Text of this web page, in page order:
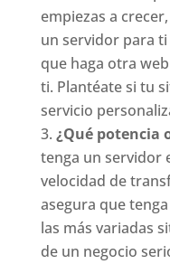
empiezas a
un servidor para
que haga otra
ti. Plantéate si tu
servicio
¿Qué potencia
tenga un servidor
velocidad de
asegura que
las más variadas
de un negocio